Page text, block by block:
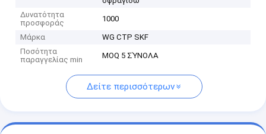
Δυνατότητα
προσφοράς
1000
Μάρκα
WG CTP SKF
Ποσότητα
παραγγελίας min
MOQ 5 ΣΎΝΟΛΑ
Δείτε περισσότερων